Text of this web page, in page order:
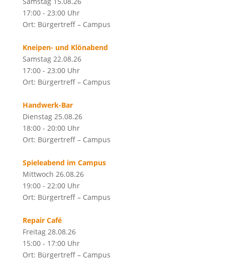
17:00 - 23:00 Uhr
Ort: Bürgertreff – Campus
Kneipen- und Klönabend
Samstag 22.08.26
17:00 - 23:00 Uhr
Ort: Bürgertreff – Campus
Handwerk-Bar
Dienstag 25.08.26
18:00 - 20:00 Uhr
Ort: Bürgertreff – Campus
Spieleabend im Campus
Mittwoch 26.08.26
19:00 - 22:00 Uhr
Ort: Bürgertreff – Campus
Repair Café
Freitag 28.08.26
15:00 - 17:00 Uhr
Ort: Bürgertreff – Campus